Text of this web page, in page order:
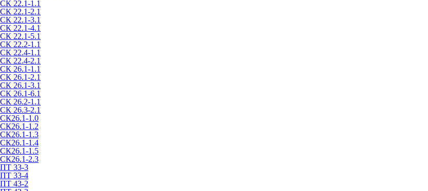
СК 22.1-1.1
СК 22.1-2.1
СК 22.1-3.1
СК 22.1-4.1
СК 22.1-5.1
СК 22.2-1.1
СК 22.4-1.1
СК 22.4-2.1
СК 26.1-1.1
СК 26.1-2.1
СК 26.1-3.1
СК 26.1-6.1
СК 26.2-1.1
СК 26.3-2.1
СК26.1-1.0
СК26.1-1.2
СК26.1-1.3
СК26.1-1.4
СК26.1-1.5
СК26.1-2.3
ПТ 33-3
ПТ 33-4
ПТ 43-2